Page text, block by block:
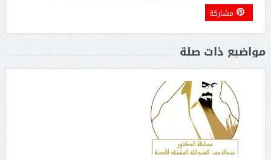
مشاركة
مواضيع ذات صلة